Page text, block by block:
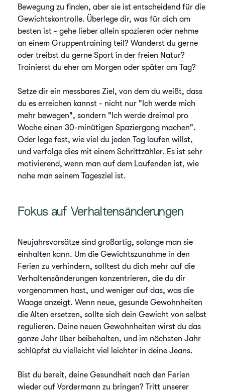
Bewegung zu finden, aber sie ist entscheidend für die
Gewichtskontrolle. Überlege dir, was für dich am
besten ist - gehe lieber allein spazieren oder nehme
an einem Gruppentraining teil? Wanderst du gerne
oder treibst du gerne Sport in der freien Natur?
Trainierst du eher am Morgen oder später am Tag?
Setze dir ein messbares Ziel, von dem du weißt, dass
du es erreichen kannst - nicht nur "Ich werde mich
mehr bewegen", sondern "Ich werde dreimal pro
Woche einen 30-minütigen Spaziergang machen".
Oder lege fest, wie viel du jeden Tag laufen willst,
und verfolge dies mit einem Schrittzähler. Es ist sehr
motivierend, wenn man auf dem Laufenden ist, wie
nahe man seinem Tagesziel ist.
Fokus auf Verhaltensänderungen
Neujahrsvorsätze sind großartig, solange man sie
einhalten kann. Um die Gewichtszunahme in den
Ferien zu verhindern, solltest du dich mehr auf die
Verhaltensänderungen konzentrieren, die du dir
vorgenommen hast, und weniger auf das, was die
Waage anzeigt. Wenn neue, gesunde Gewohnheiten
die Alten ersetzen, sollte sich dein Gewicht von selbst
regulieren. Deine neuen Gewohnheiten wirst du das
ganze Jahr über beibehalten, und im nächsten Jahr
schlüpfst du vielleicht viel leichter in deine Jeans.
Bist du bereit, deine Gesundheit nach den Ferien
wieder auf Vordermann zu bringen? Tritt unserer